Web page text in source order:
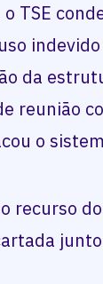
TSE
da
reunião
o
recurso